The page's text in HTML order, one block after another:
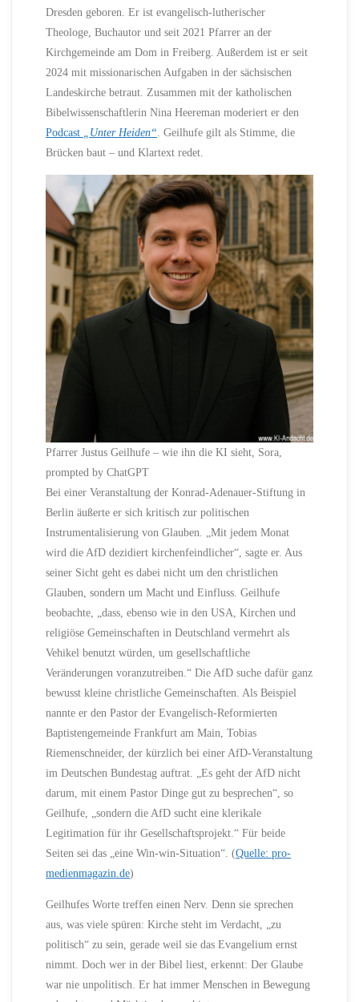
Dresden geboren. Er ist evangelisch-lutherischer
Theologe, Buchautor und seit 2021 Pfarrer an der
Kirchgemeinde am Dom in Freiberg. Außerdem ist er seit
2024 mit missionarischen Aufgaben in der sächsischen
Landeskirche betraut. Zusammen mit der katholischen
Bibelwissenschaftlerin Nina Heereman moderiert er den
Podcast „Unter Heiden“. Geilhufe gilt als Stimme, die
Brücken baut – und Klartext redet.
Pfarrer Justus Geilhufe – wie ihn die KI sieht, Sora,
prompted by ChatGPT
Bei einer Veranstaltung der Konrad-Adenauer-Stiftung in
Berlin äußerte er sich kritisch zur politischen
Instrumentalisierung von Glauben. „Mit jedem Monat
wird die AfD dezidiert kirchenfeindlicher“, sagte er. Aus
seiner Sicht geht es dabei nicht um den christlichen
Glauben, sondern um Macht und Einfluss. Geilhufe
beobachte, „dass, ebenso wie in den USA, Kirchen und
religiöse Gemeinschaften in Deutschland vermehrt als
Vehikel benutzt würden, um gesellschaftliche
Veränderungen voranzutreiben.“ Die AfD suche dafür ganz
bewusst kleine christliche Gemeinschaften. Als Beispiel
nannte er den Pastor der Evangelisch-Reformierten
Baptistengemeinde Frankfurt am Main, Tobias
Riemenschneider, der kürzlich bei einer AfD-Veranstaltung
im Deutschen Bundestag auftrat. „Es geht der AfD nicht
darum, mit einem Pastor Dinge gut zu besprechen“, so
Geilhufe, „sondern die AfD sucht eine klerikale
Legitimation für ihr Gesellschaftsprojekt.“ Für beide
Seiten sei das „eine Win-win-Situation“. (Quelle: pro-
medienmagazin.de)
Geilhufes Worte treffen einen Nerv. Denn sie sprechen
aus, was viele spüren: Kirche steht im Verdacht, „zu
politisch“ zu sein, gerade weil sie das Evangelium ernst
nimmt. Doch wer in der Bibel liest, erkennt: Der Glaube
war nie unpolitisch. Er hat immer Menschen in Bewegung